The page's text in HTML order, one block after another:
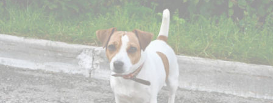
sensibilités cutanées, articulations à surveiller de près. Ce comparateur
fait le point en 2026 sur les meilleures assurances santé pour chien
disponibles pour votre Bouledogue Anglais, en passant au crible les
garanties, les exclusions et les tarifs qui comptent vraiment pour cette
race. L'objectif ? Vous aider à trouver la couverture qui lui ressemble —
solide, pensée pour lui, et sans mauvaise surprise le jour où vous en
avez le plus besoin.